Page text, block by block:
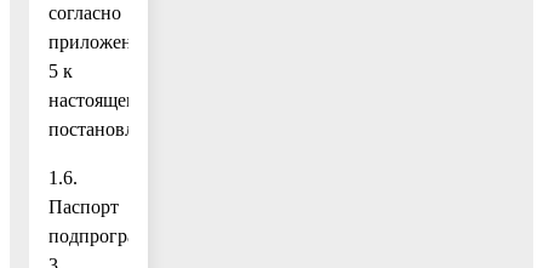
согласно
приложению
5 к
настоящему
постановлению;
1.6.
Паспорт
подпрограммы